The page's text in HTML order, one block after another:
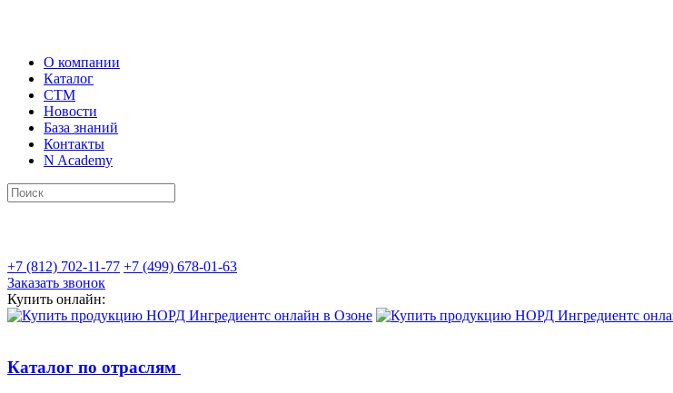
О компании
Каталог
СТМ
Новости
База знаний
Контакты
N Academy
+7 (812) 702-11-77 +7 (499) 678-01-63
Заказать звонок
Купить онлайн:
Каталог по отраслям